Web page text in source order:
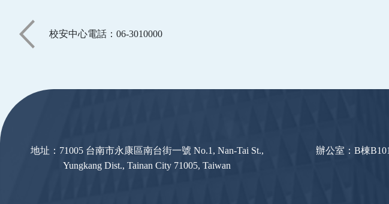
校安中心電話：06-3010000
地址：71005 台南市永康區南台街一號 No.1, Nan-Tai St.,
Yungkang Dist., Tainan City 71005, Taiwan
辦公室：B棟